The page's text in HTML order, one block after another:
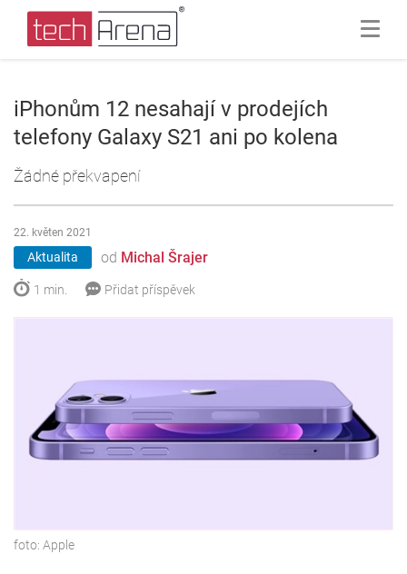
iPhonům 12 nesahají v prodejích
telefony Galaxy S21 ani po kolena
Žádné překvapení
Aktualita od Michal Šrajer
22. květen 2021
1 min. Přidat příspěvek
foto: Apple